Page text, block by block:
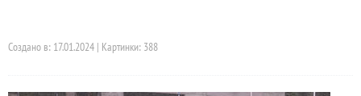
Создано в: 17.01.2024 | Картинки: 388